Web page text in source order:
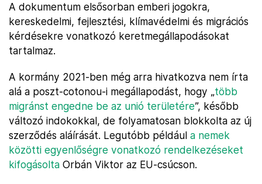
A dokumentum elsősorban emberi jogokra,
kereskedelmi, fejlesztési, klímavédelmi és migrációs
kérdésekre vonatkozó keretmegállapodásokat
tartalmaz.
A kormány 2021-ben még arra hivatkozva nem írta
alá a poszt-cotonou-i megállapodást, hogy „több
migránst engedne be az unió területére”, később
változó indokokkal, de folyamatosan blokkolta az új
szerződés aláírását. Legutóbb például a nemek
közötti egyenlőségre vonatkozó rendelkezéseket
kifogásolta Orbán Viktor az EU-csúcson.